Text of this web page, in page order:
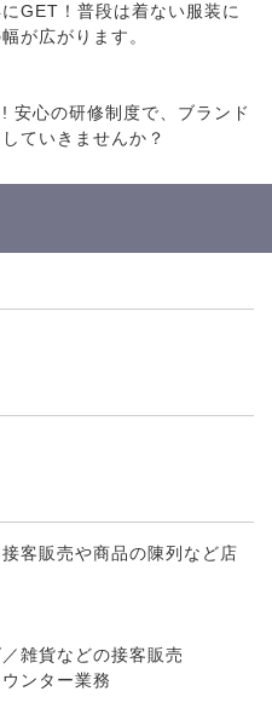
GET！普段は着ない服装に
が広がります。
安心の研修制度で、ブランド
ていきませんか？
客販売や商品の陳列など店
雑貨などの接客販売
ンター業務